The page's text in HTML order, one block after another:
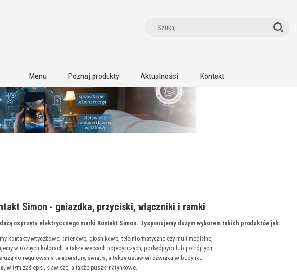
Menu Poznaj produkty Aktualności Kontakt
Simon - gniazdka, przyciski, włączniki i ramki
osprzętu elektrycznego marki Kontakt Simon. Dysponujemy dużym wyborem takich produktów jak:
kontakty wtyczkowe, antenowe, głośnikowe, teleinformatyczne czy multimedialne,
w różnych kolorach, a także wersach pojedynczych, podwójnych lub potrójnych,
do regulowania temperatury, światła, a także ustawień dźwięku w budynku,
, w tym zaślepki, klawisze, a także puszki natynkowe.